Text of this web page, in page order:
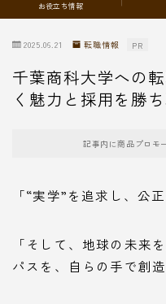
お役立ち情報
2025.06.21 転職情報 PR
千葉商科大学への
く魅力と採用を勝
記事内に商品プロモ
「“実学”を追求し、公
「そして、地球の未来
パスを、自らの手で創